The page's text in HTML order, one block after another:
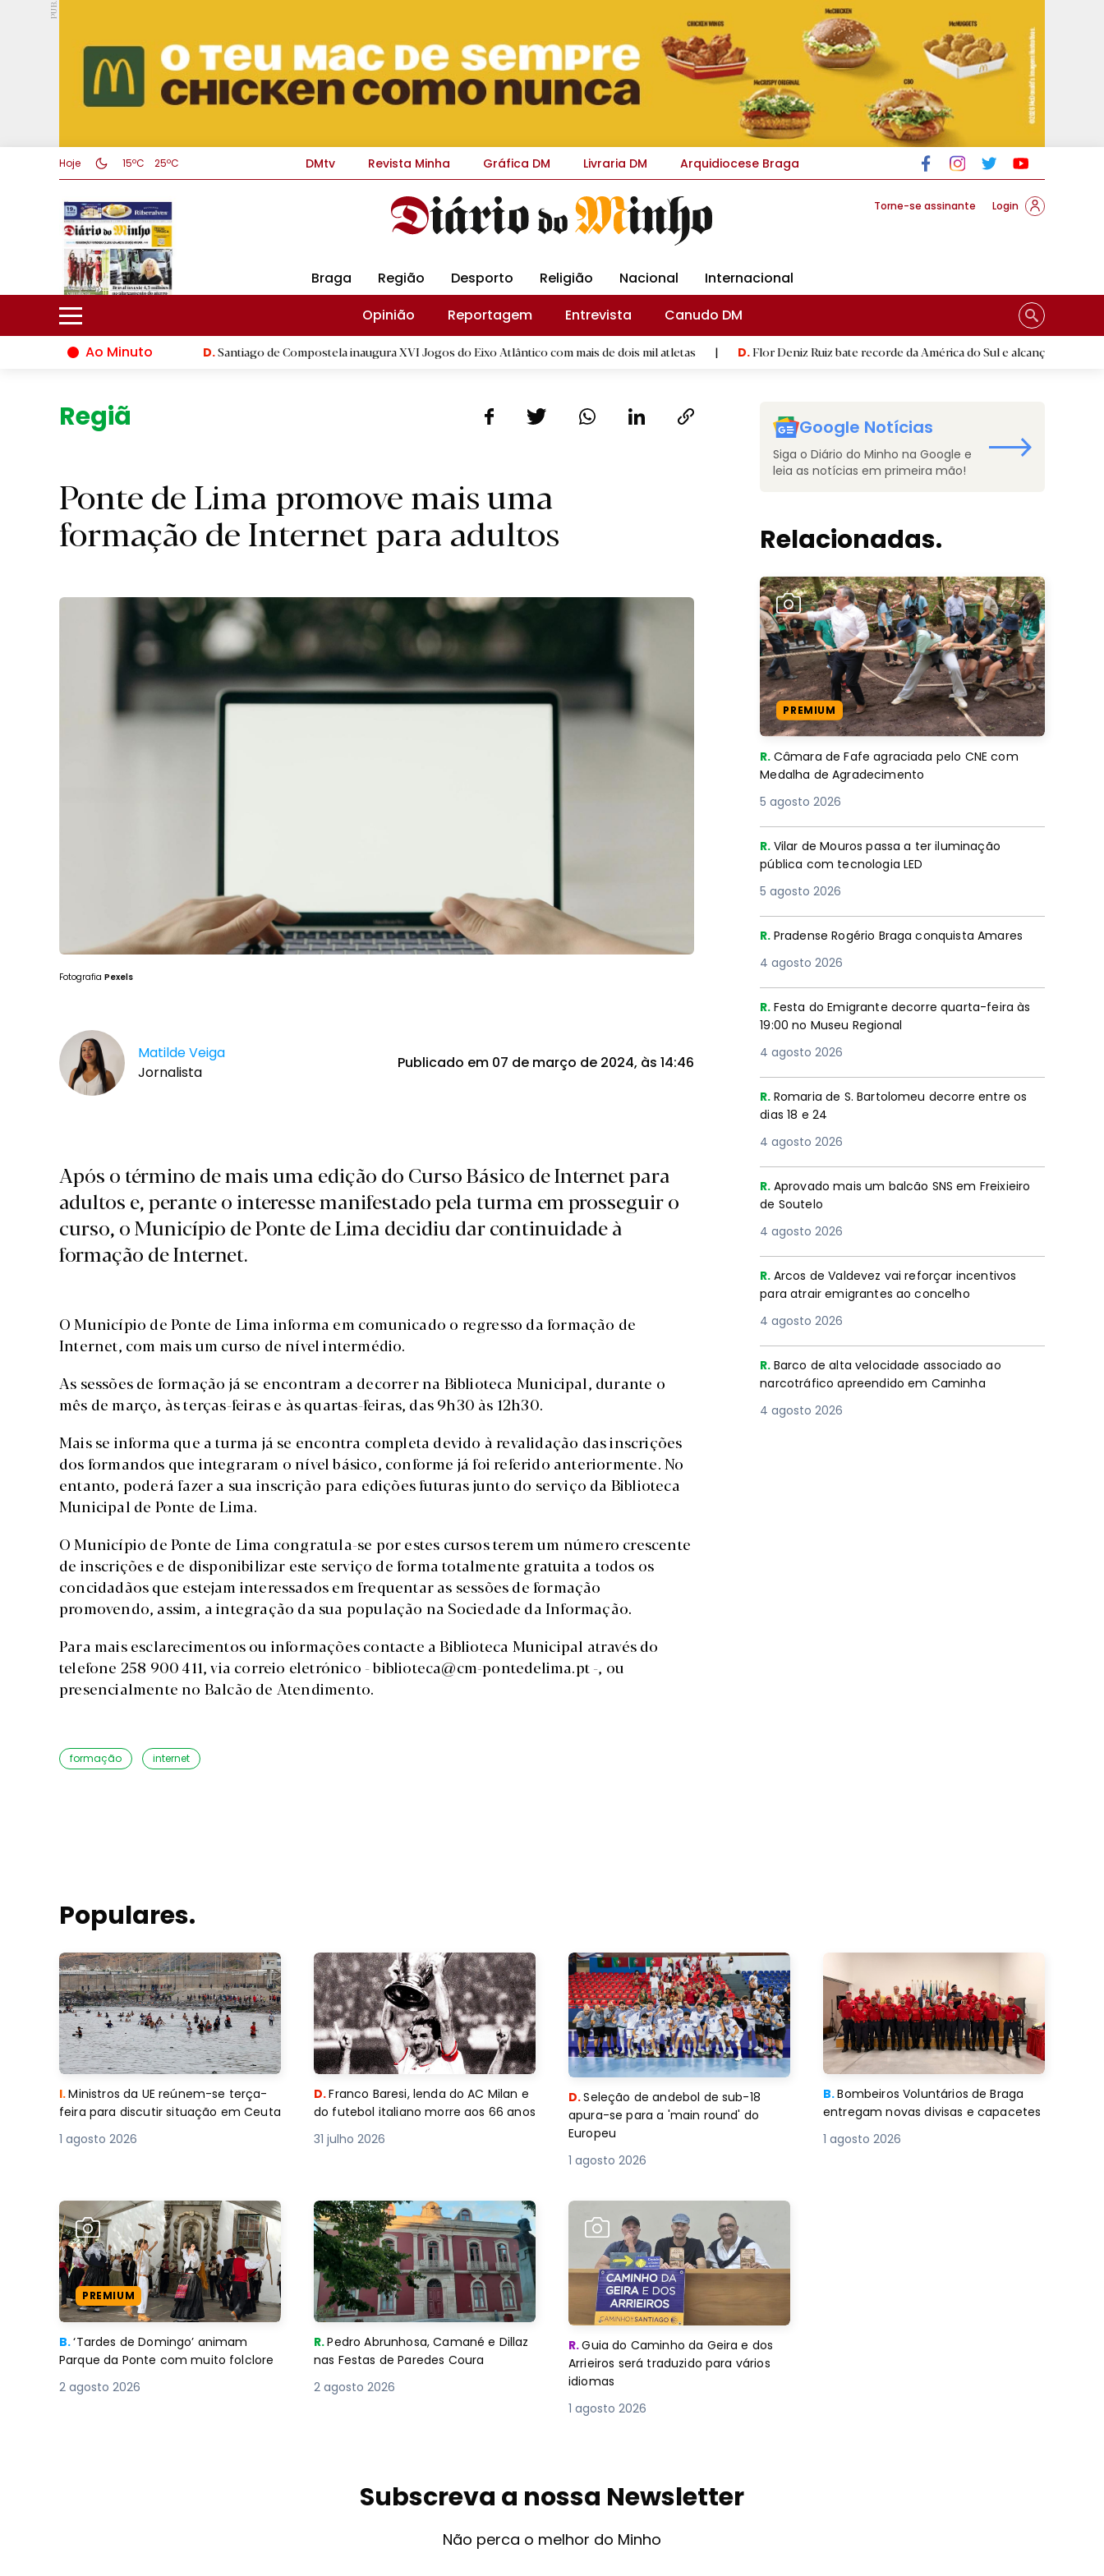
PUB.
Hoje 15ºC 25ºC DMtv Revista Minha Gráfica DM Livraria DM Arquidiocese Braga
Torne-se assinante Login
Braga Região Desporto Religião Nacional
Internacional
Opinião
Reportagem Entrevista
Canudo DM
Ao Minuto
mundo da moda | D.Santiago de Compostela inaugura XVI Jogos do Eixo Atlântico com mais de dois mil atletas | D.Flor Deniz Ruiz bate recorde da América do Sul e alcança segunda melhor
Região.
Ponte de Lima promove mais uma
formação de Internet para adultos
Fotografia Pexels
Matilde Veiga
Jornalista
Publicado em 07 de março de 2024, às 14:46
Após o término de mais uma edição do Curso Básico de Internet para
adultos e, perante o interesse manifestado pela turma em prosseguir o
curso, o Município de Ponte de Lima decidiu dar continuidade à
formação de Internet.
O Município de Ponte de Lima informa em comunicado o regresso da formação de
Internet, com mais um curso de nível intermédio.
As sessões de formação já se encontram a decorrer na Biblioteca Municipal, durante o
mês de março, às terças-feiras e às quartas-feiras, das 9h30 às 12h30.
Mais se informa que a turma já se encontra completa devido à revalidação das inscrições
dos formandos que integraram o nível básico, conforme já foi referido anteriormente. No
entanto, poderá fazer a sua inscrição para edições futuras junto do serviço da Biblioteca
Municipal de Ponte de Lima.
O Município de Ponte de Lima congratula-se por estes cursos terem um número crescente
de inscrições e de disponibilizar este serviço de forma totalmente gratuita a todos os
concidadãos que estejam interessados em frequentar as sessões de formação
promovendo, assim, a integração da sua população na Sociedade da Informação.
Para mais esclarecimentos ou informações contacte a Biblioteca Municipal através do
telefone 258 900 411, via correio eletrónico -biblioteca@cm-pontedelima.pt-, ou
presencialmente no Balcão de Atendimento.
formação internet
Google Notícias
Siga o Diário do Minho na Google e
leia as notícias em primeira mão!
Relacionadas.
PREMIUM
R. Câmara de Fafe agraciada pelo CNE com
Medalha de Agradecimento
5 agosto 2026
R. Vilar de Mouros passa a ter iluminação
pública com tecnologia LED
5 agosto 2026
R. Pradense Rogério Braga conquista Amares
4 agosto 2026
R. Festa do Emigrante decorre quarta-feira às
19:00 no Museu Regional
4 agosto 2026
R. Romaria de S. Bartolomeu decorre entre os
dias 18 e 24
4 agosto 2026
R. Aprovado mais um balcão SNS em Freixieiro
de Soutelo
4 agosto 2026
R. Arcos de Valdevez vai reforçar incentivos
para atrair emigrantes ao concelho
4 agosto 2026
R. Barco de alta velocidade associado ao
narcotráfico apreendido em Caminha
4 agosto 2026
Populares.
I.Ministros da UE reúnem-se terça-
feira para discutir situação em Ceuta
1 agosto 2026
D.Franco Baresi, lenda do AC Milan e
do futebol italiano morre aos 66 anos
31 julho 2026
D.Seleção de andebol de sub-18
apura-se para a 'main round' do
Europeu
1 agosto 2026
B.Bombeiros Voluntários de Braga
entregam novas divisas e capacetes
1 agosto 2026
PREMIUM
B.‘Tardes de Domingo’ animam
Parque da Ponte com muito folclore
2 agosto 2026
R.Pedro Abrunhosa, Camané e Dillaz
nas Festas de Paredes Coura
2 agosto 2026
R.Guia do Caminho da Geira e dos
Arrieiros será traduzido para vários
idiomas
1 agosto 2026
Subscreva a nossa Newsletter
Não perca o melhor do Minho